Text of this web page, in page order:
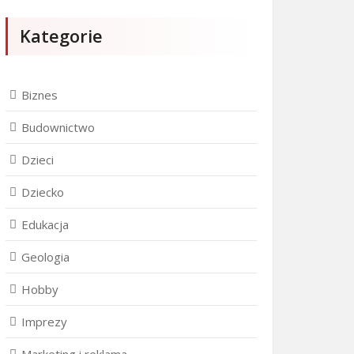
Kategorie
Biznes
Budownictwo
Dzieci
Dziecko
Edukacja
Geologia
Hobby
Imprezy